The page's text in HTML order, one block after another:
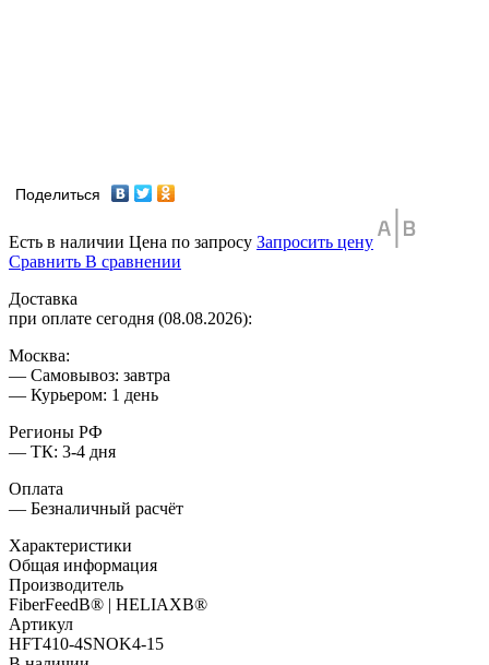
Поделиться
Есть в наличии Цена по запросу Запросить цену
Сравнить В сравнении
Доставка
при оплате сегодня (08.08.2026):
Москва:
— Самовывоз: завтра
— Курьером: 1 день
Регионы РФ
— ТК: 3-4 дня
Оплата
— Безналичный расчёт
Характеристики
Общая информация
Производитель
FiberFeedВ® | HELIAXВ®
Артикул
HFT410-4SNOK4-15